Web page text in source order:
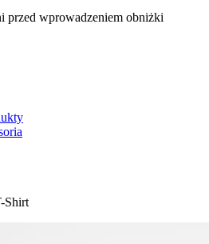
przed wprowadzeniem obniżki
Shirt